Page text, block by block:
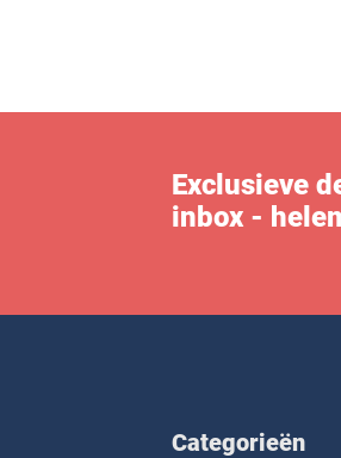
Exclusieve
inbox -
Categorieën